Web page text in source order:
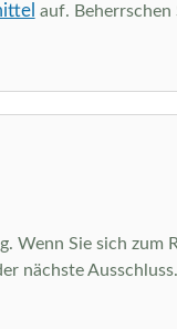
auf.
Wenn Sie sich
nächste Ausschluss.